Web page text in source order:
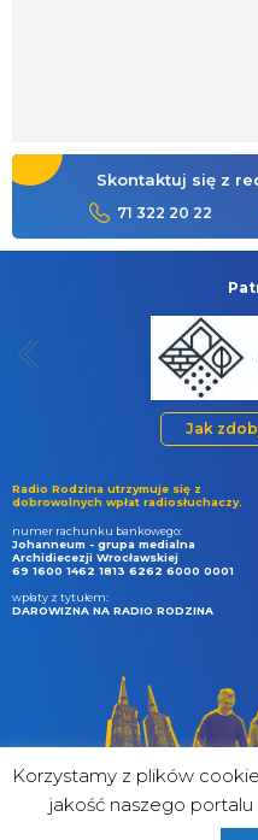
Skontaktuj się z
71 322 20 22
Jak
Radio Rodzina utrzymuje się z
dobrowolnych wpłat radiosłuchaczy.
numer rachunku bankowego:
Johanneum - grupa medialna
Archidiecezji Wrocławskiej
69 1600 1462 1813 6262 6000 0001
wpłaty z tytułem:
DAROWIZNA NA RADIO RODZINA
Korzystamy z plików
jakość naszego portalu